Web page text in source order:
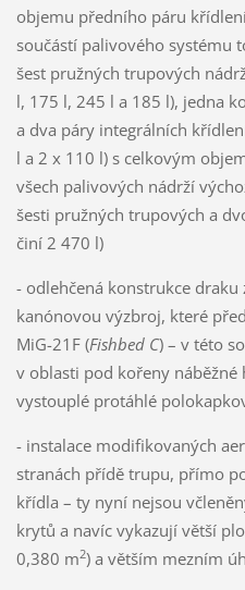
objemu předního páru
součástí palivového systému
šest pružných trupových
l, 175 l, 245 l a 185 l), jedna
a dva páry integrálních
l a 2 x 110 l) s celkovým
všech palivových nádrží
šesti pružných trupových a
činí 2 470 l)
- odlehčená konstrukce
kanónovou výzbroj, které
MiG-21F (Fishbed C) – v této
v oblasti pod kořeny
vystouplé protáhlé
- instalace modifikovaných
stranách přídě trupu, přímo
křídla – ty nyní nejsou
krytů a navíc vykazují větší
0,380 m2) a větším mezním